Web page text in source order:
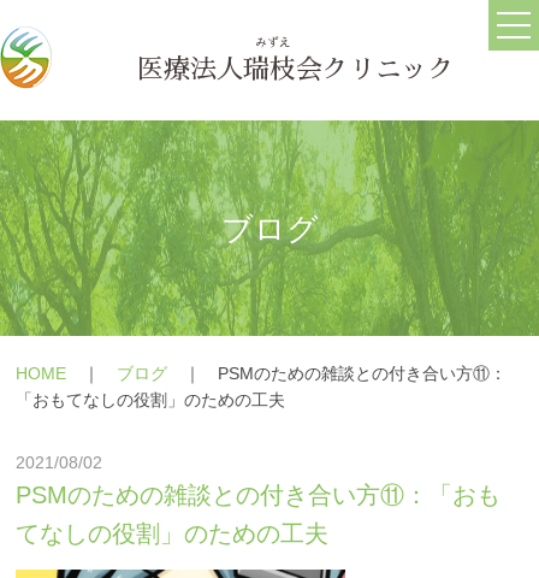
医療法人瑞枝会クリニック
ホーム
医院情報
ブログ
求人情報
うつ病
躁うつ病
ADHD)
PTSD
メールフォーム
障害年金の相談
ブログ
HOME ｜ ブログ ｜ PSMのための雑談との付き合い方⑪：
「おもてなしの役割」のための工夫
2021/08/02
PSMのための雑談との付き合い方⑪：「おも
てなしの役割」のための工夫